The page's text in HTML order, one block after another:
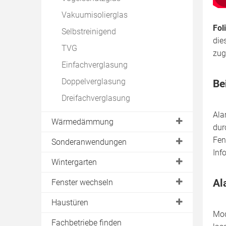
Vakuumisolierglas
Selbstreinigend
TVG
Einfachverglasung
Doppelverglasung
Dreifachverglasung
Wärmedämmung
EnEV-Vorgaben
undichte Fenster
Schimmelbildung
Sonderanwendungen
Tageslichtspot
Elektrische Fenster
Wintergarten
Baugenehmigung
Wohnen
Fenster wechseln
ausbauen
ausmessen
Haustüren
Haustüren aus Holz
Fachbetriebe finden